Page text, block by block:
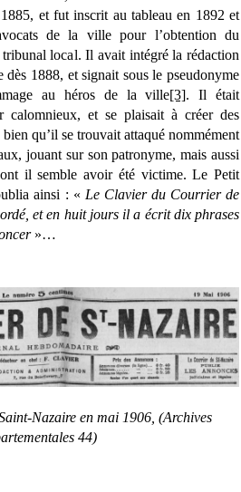
et fut inscrit au tableau en 1892 et
de la ville pour l’obtention du
local. Il avait intégré la rédaction
1888, et signait sous le pseudonyme
au héros de la ville[3]. Il était
calomnieux, et se plaisait à créer des
qu’il se trouvait attaqué nommément
jouant sur son patronyme, mais aussi
il semble avoir été victime. Le Petit
ainsi : « Le Clavier du Courrier de
et en huit jours il a écrit dix phrases
»…
Nazaire en mai 1906, (Archives
44)